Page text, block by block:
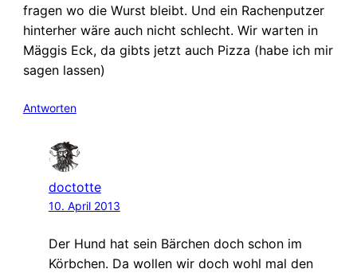
fragen wo die Wurst bleibt. Und ein Rachenputzer
hinterher wäre auch nicht schlecht. Wir warten in
Mäggis Eck, da gibts jetzt auch Pizza (habe ich mir
sagen lassen)
Antworten
doctotte
10. April 2013
Der Hund hat sein Bärchen doch schon im
Körbchen. Da wollen wir doch wohl mal den